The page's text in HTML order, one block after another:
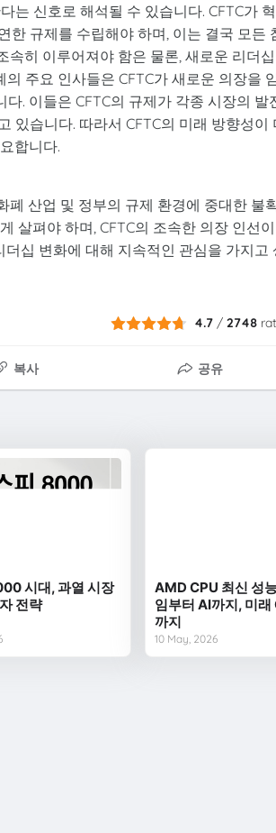
는 신호로 해석될 수 있습니다. CFTC가
한 규제를 수립해야 하며, 이는 결국 모든
속히 이루어져야 함은 물론, 새로운 리더
주요 인사들은 CFTC가 새로운 의장을
. 이들은 CFTC의 규제가 각종 시장의 발
있습니다. 따라서 CFTC의 미래 방향성이
합니다.
폐 산업 및 정부의 규제 환경에 중대한 불
살펴야 하며, CFTC의 조속한 의장 인선이
십 변화에 대해 지속적인 관심을 가지고
4.7 /2748
복사 공유
시대, 과열 시장
전략
AMD CPU 최신 성
임부터 AI까지, 미래
까지
10 May, 2026